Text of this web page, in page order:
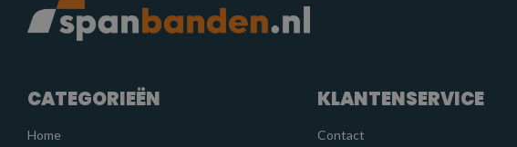
CATEGORIEËN
Home
KLANTENSERVICE
Contact